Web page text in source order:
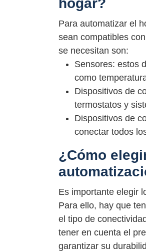
Para automatizar el
sean compatibles
se necesitan son:
Sensores: estos
como
Dispositivos de
termostatos y
Dispositivos de
conectar todos
¿Cómo
Es importante elegir
Para ello, hay que
el tipo de
tener en cuenta el
garantizar su